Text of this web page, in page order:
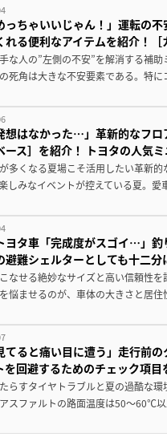
っちゃいいじゃん！」運転の
れる便利なアイテムを紹介！［
な人の”左側の不安”を解消する補助
死角は大きな不安要素である。特
想はなかった…」革新的なフ
ース］を紹介！ トヨタの人気
多くなる夏場こそ活用したい革新
しみなイベントが控えている夏。
ヨタ車「完成度がスゴイ…」釣
避難シェルターとしても十二分
なせる絶妙なサイズと高い信頼性
悩ませるのが、車体の大きさと居
てると痛い目に遭う」走行前
を回避するためのチェック項目
らすタイヤトラブルと夏の過酷な
スファルトの路面温度は50〜60℃